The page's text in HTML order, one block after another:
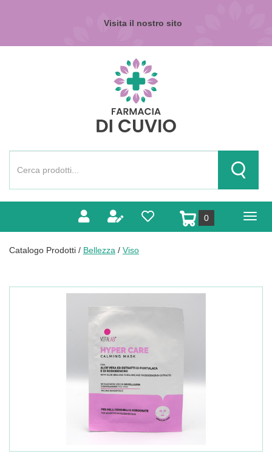
Visita il nostro sito
Prodotto
Cerca
0prodotti
inseriti
Catalogo Prodotti / Bellezza / Viso